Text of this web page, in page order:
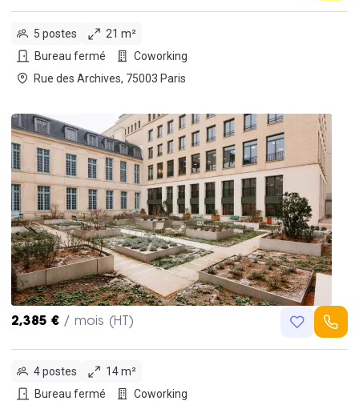
5 postes
21 m²
Bureau fermé
Coworking
Rue des Archives, 75003 Paris
2,385 € / mois (HT)
4 postes
14 m²
Bureau fermé
Coworking